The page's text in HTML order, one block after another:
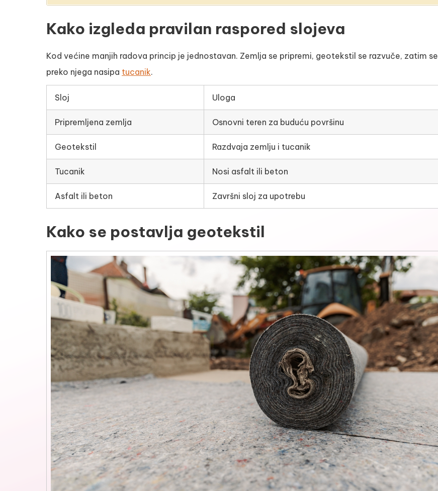
Kako izgleda pravilan raspored slojeva
Kod većine manjih radova princip je jednostavan. Zemlja se pripremi, geotekstil se razvuče, zatim se
preko njega nasipa tucanik.
Sloj Uloga
Pripremljena zemlja Osnovni teren za buduću površinu
Geotekstil Razdvaja zemlju i tucanik
Tucanik Nosi asfalt ili beton
Asfalt ili beton Završni sloj za upotrebu
Kako se postavlja geotekstil